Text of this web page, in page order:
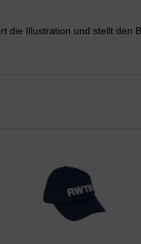
die Illustration und stellt den